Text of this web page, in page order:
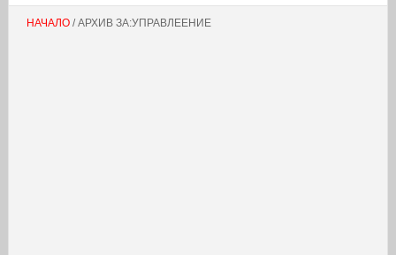
НАЧАЛО/ АРХИВ ЗА:УПРАВЛЕЕНИЕ